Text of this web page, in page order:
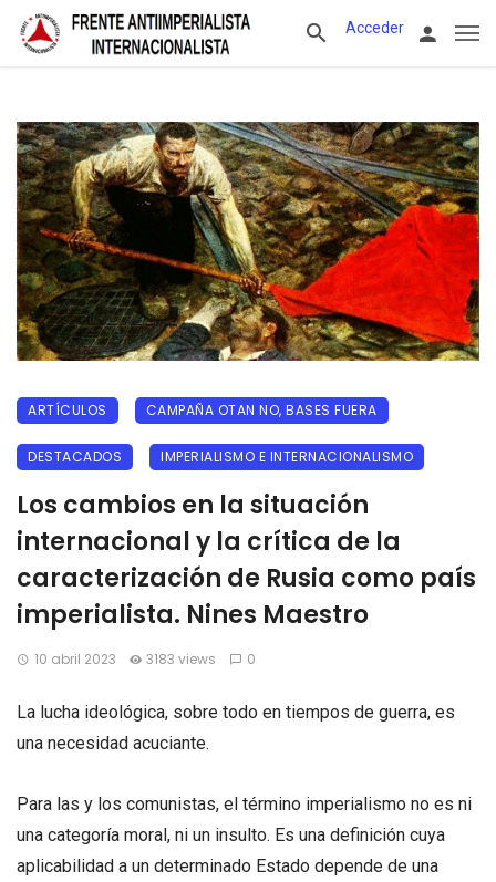
Acceder
ARTÍCULOS CAMPAÑA OTAN NO, BASES FUERA
DESTACADOS IMPERIALISMO E INTERNACIONALISMO
Los cambios en la situación
internacional y la crítica de la
caracterización de Rusia como país
imperialista. Nines Maestro
10 abril 2023 3183 views 0
La lucha ideológica, sobre todo en tiempos de guerra, es
una necesidad acuciante.
Para las y los comunistas, el término imperialismo no es ni
una categoría moral, ni un insulto. Es una definición cuya
aplicabilidad a un determinado Estado depende de una